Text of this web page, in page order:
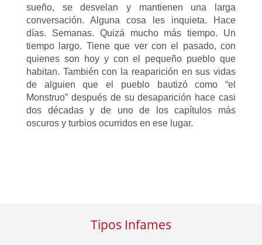
sueño, se desvelan y mantienen una larga
conversación. Alguna cosa les inquieta. Hace
días. Semanas. Quizá mucho más tiempo. Un
tiempo largo. Tiene que ver con el pasado, con
quienes son hoy y con el pequeño pueblo que
habitan. También con la reaparición en sus vidas
de alguien que el pueblo bautizó como “el
Monstruo” después de su desaparición hace casi
dos décadas y de uno de los capítulos más
oscuros y turbios ocurridos en ese lugar.
Tipos Infames